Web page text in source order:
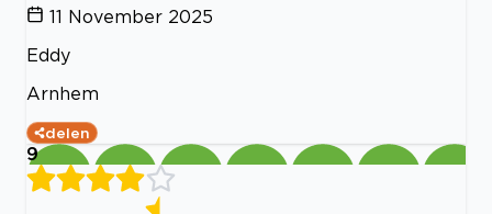
11 November 2025
Eddy
Arnhem
delen
9